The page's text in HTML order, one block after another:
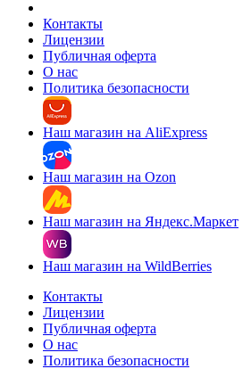
Контакты
Лицензии
Публичная оферта
О нас
Политика безопасности
Наш магазин на AliExpress
Наш магазин на Ozon
Наш магазин на Яндекс.Маркет
Наш магазин на WildBerries
Контакты
Лицензии
Публичная оферта
О нас
Политика безопасности